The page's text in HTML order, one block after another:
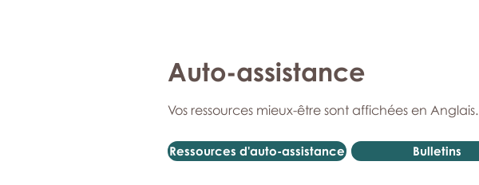
Auto-assistance
Vos ressources mieux-être sont affichées en Anglais.
Ressources d'auto-assistance Bulletins